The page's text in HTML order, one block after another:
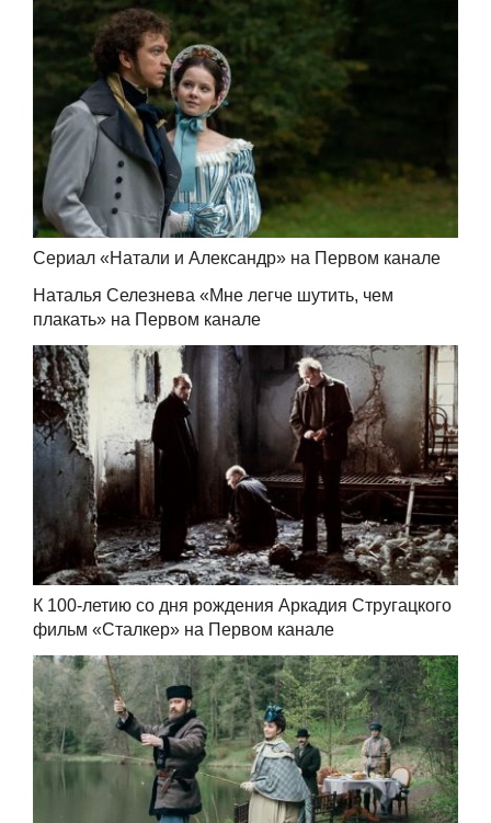
Сериал «Натали и Александр» на Первом канале
Наталья Селезнева «Мне легче шутить, чем
плакать» на Первом канале
К 100-летию со дня рождения Аркадия Стругацкого
фильм «Сталкер» на Первом канале